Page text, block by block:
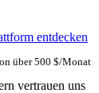
entdecken
über 500 $/Monat
vertrauen uns